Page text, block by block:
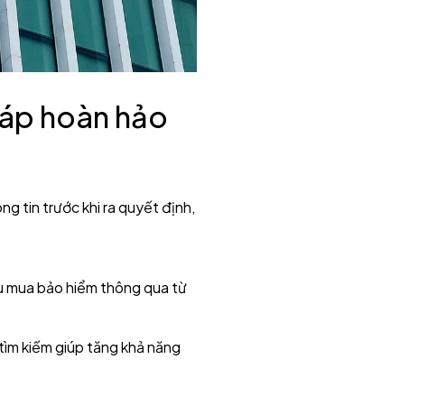
hoàn hảo
tin trước khi ra quyết định,
mua bảo hiểm thông qua từ
kiếm giúp tăng khả năng